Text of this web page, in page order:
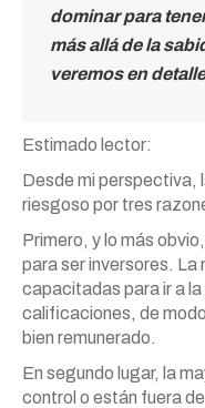
dominar para
más allá de la
veremos en
Estimado lector:
Desde mi perspectiva,
riesgoso por tres
Primero, y lo más
para ser inversores. La
capacitadas para ir a
calificaciones, de
bien remunerado.
En segundo lugar, la
control o están fuera